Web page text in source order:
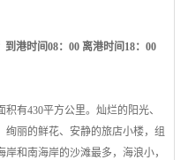
到港时间08：00 离港时间18：00
有430平方公里。灿烂的阳光、
丽的鲜花、安静的旅店小楼，组
岸和南海岸的沙滩最多，海浪小，